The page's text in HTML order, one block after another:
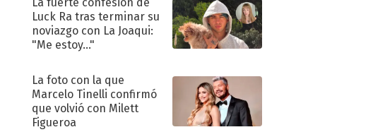
Luck Ra tras terminar su
noviazgo con La Joaqui:
"Me estoy..."
La foto con la que
Marcelo Tinelli confirmó
que volvió con Milett
Figueroa